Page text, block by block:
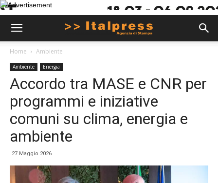
Home Ambiente
Ambiente Energia
Accordo tra MASE e CNR per
programmi e iniziative
comuni su clima, energia e
ambiente
27 Maggio 2026